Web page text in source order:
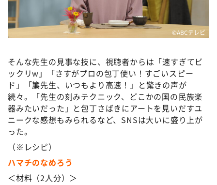
©ABCテレビ
そんな先生の見事な技に、視聴者からは「速すぎてビ
ックリw」「さすがプロの包丁使い！すごいスピー
ド」「簾先生、いつもより高速！」と驚きの声が
続々。「先生の刻みテクニック、どこかの国の民族楽
器みたいだった」と包丁さばきにアートを見いだすユ
ニークな感想もみられるなど、SNSは大いに盛り上が
った。
（※レシピ）
ハマチのなめろう
＜材料（2人分）＞